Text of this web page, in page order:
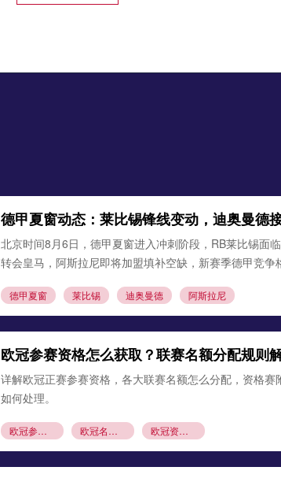
德甲夏窗动态：莱比锡锋线变动，迪奥曼德
北京时间8月6日，德甲夏窗进入冲刺阶段，RB莱比锡面
转会皇马，阿斯拉尼即将加盟填补空缺，新赛季德甲竞争
德甲夏窗 莱比锡 迪奥曼德 阿斯拉尼
欧冠参赛资格怎么获取？联赛名额分配规则
详解欧冠正赛参赛资格，各大联赛名额怎么分配，资格
如何处理。
欧冠参赛资格 欧冠名额分配 欧冠资格赛规则